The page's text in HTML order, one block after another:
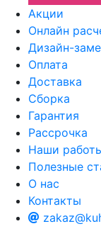
Акции
Онлайн
Дизайн-
Оплата
Доставка
Сборка
Гарантия
Рассрочка
Наши
Полезные
О нас
Контакты